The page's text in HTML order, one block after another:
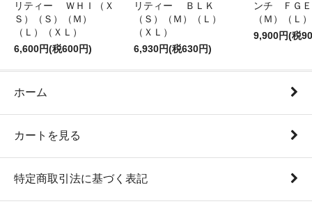
リティー ＷＨＩ（Ｘ
Ｓ）（Ｓ）（Ｍ）
（Ｌ）（ＸＬ）
6,600円(税600円)
リティー ＢＬＫ
（Ｓ）（Ｍ）（Ｌ）
（ＸＬ）
6,930円(税630円)
ンチ ＦＧ
（Ｍ）（Ｌ
9,900円(税
ホーム
カートを見る
特定商取引法に基づく表記